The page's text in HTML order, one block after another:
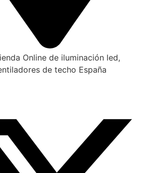
Online de iluminación led,
de techo España